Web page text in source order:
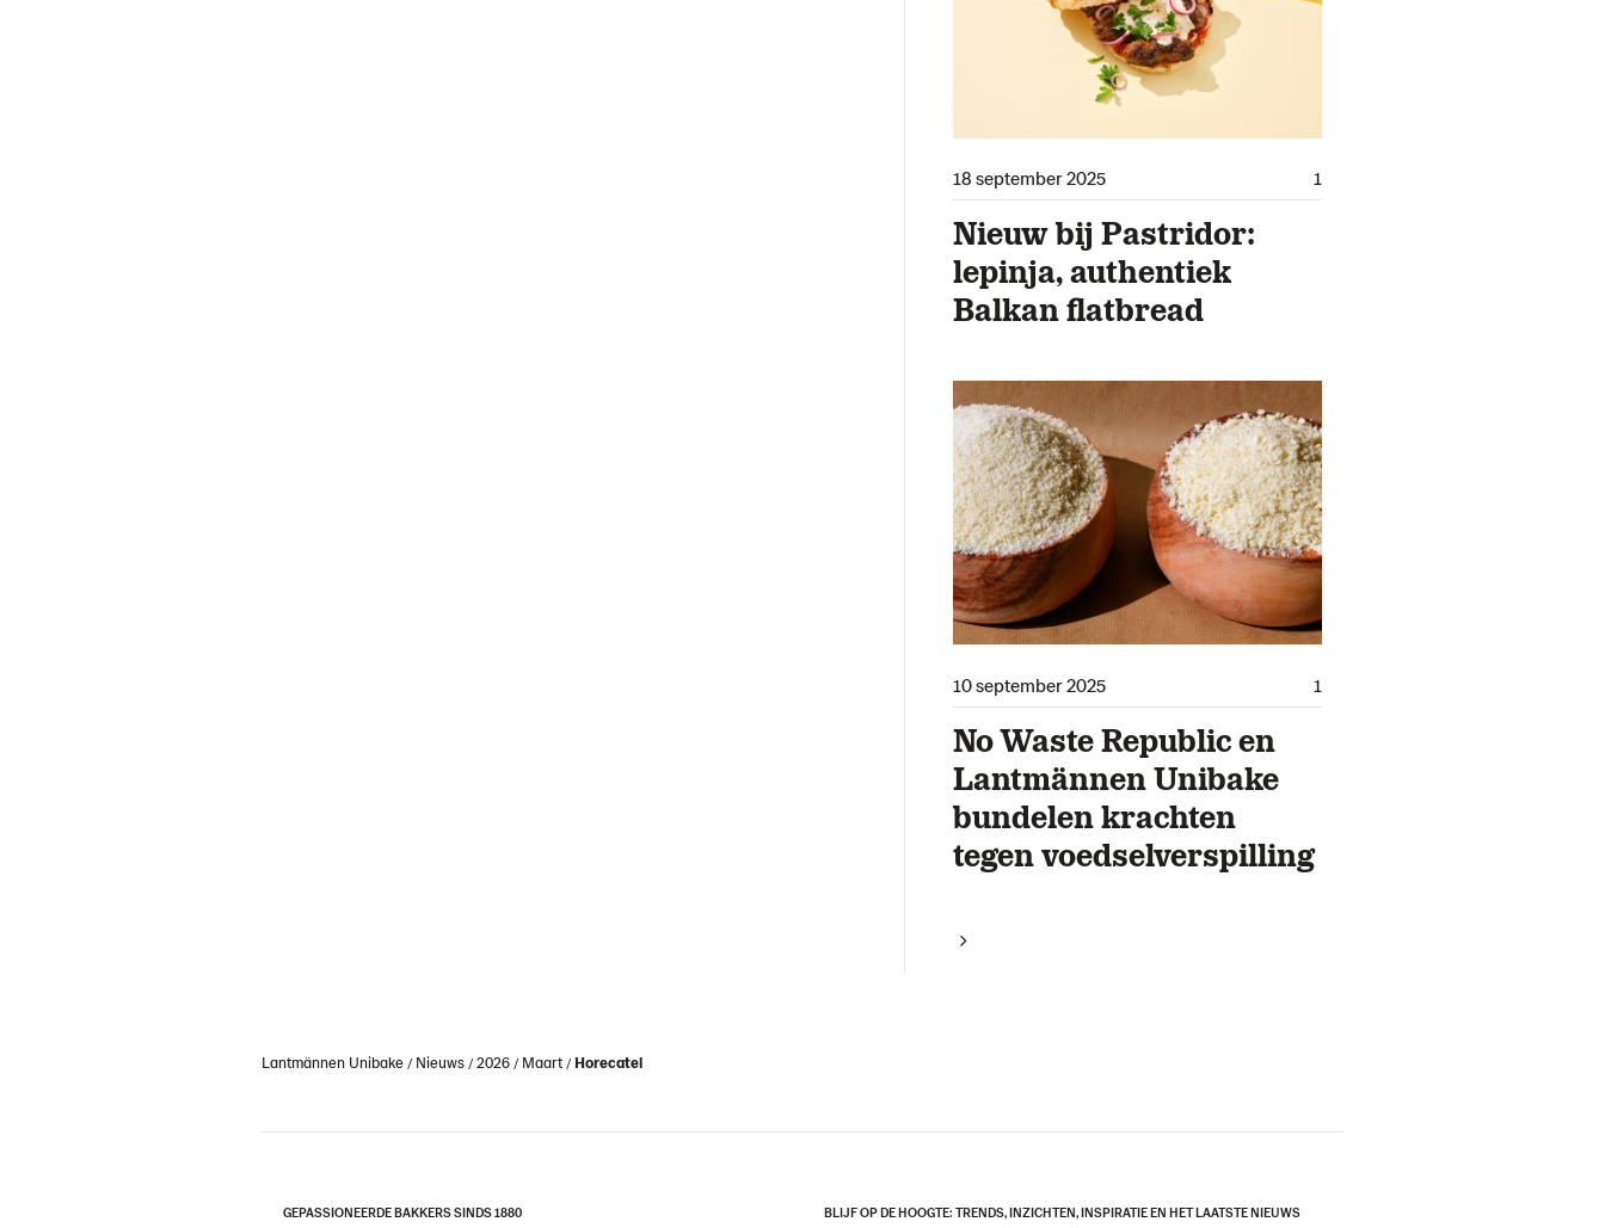
18 september 2025 1
Nieuw bij Pastridor:
lepinja, authentiek
Balkan flatbread
10 september 2025 1
No Waste Republic en
Lantmännen Unibake
bundelen krachten
tegen voedselverspilling
Lantmännen Unibake Nieuws 2026 Maart Horecatel
GEPASSIONEERDE BAKKERS SINDS 1880 BLIJF OP DE HOOGTE: TRENDS, INZICHTEN, INSPIRATIE EN HET LAATSTE NIEUWS